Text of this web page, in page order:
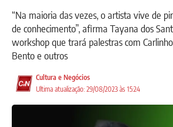
“Na maioria das vezes, o artista vive de
de conhecimento”, afirma Tayana dos
workshop que trará palestras com
Bento e outros
Ultima atualização: 29/08/2023 às 15:24
Cultura e Negócios